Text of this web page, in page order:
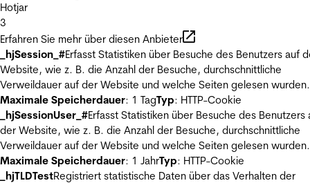
Hotjar
3
Erfahren Sie mehr über diesen Anbieter
_hjSession_#Erfasst Statistiken über Besuche des Benutzers auf
Website, wie z. B. die Anzahl der Besuche, durchschnittliche
Verweildauer auf der Website und welche Seiten gelesen wurden.
Maximale Speicherdauer: 1 TagTyp: HTTP-Cookie
_hjSessionUser_#Erfasst Statistiken über Besuche des Benutzers
der Website, wie z. B. die Anzahl der Besuche, durchschnittliche
Verweildauer auf der Website und welche Seiten gelesen wurden.
Maximale Speicherdauer: 1 JahrTyp: HTTP-Cookie
_hjTLDTestRegistriert statistische Daten über das Verhalten der